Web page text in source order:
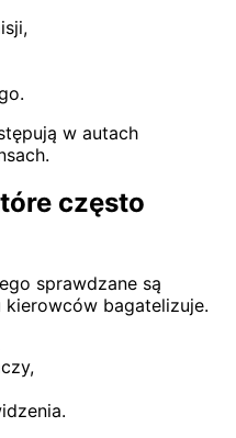
w autach
często
sprawdzane są
bagatelizuje.